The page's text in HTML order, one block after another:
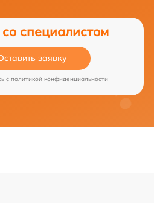
специалистом
заявку
c политикой конфиденциальности